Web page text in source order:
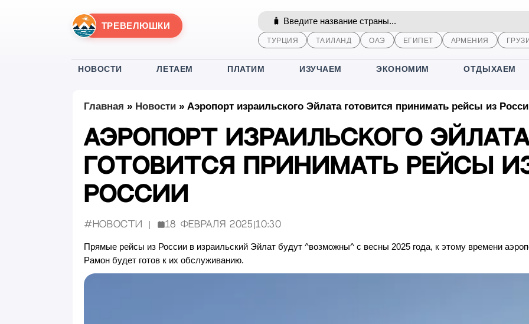
ТРЕВЕЛЮШКИ
ТУРЦИЯ ТАИЛАНД ОАЭ ЕГИПЕТ АРМЕНИЯ
НОВОСТИ ЛЕТАЕМ ПЛАТИМ ИЗУЧАЕМ ЭКОНОМИМ ОТДЫХАЕМ
Главная » Новости» Аэропорт израильского Эйлата готовится принимать рейсы из
Аэропорт израильского Эйлата
готовится принимать рейсы
России
#Новости Опубликовано:
18 февраля 2025 |10:30
Прямые рейсы из России в израильский Эйлат будут ^возможны^ с весны 2025 года, к этому времени
Рамон будет готов к их обслуживанию.